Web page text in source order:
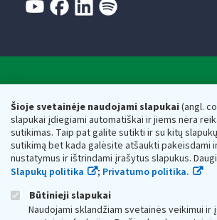
Šioje svetainėje naudojami slapukai(angl.
slapukai įdiegiami automatiškai ir jiems nėra
sutikimas. Taip pat galite sutikti ir su kitų
sutikimą bet kada galėsite atšaukti pakeisdami
nustatymus ir ištrindami įrašytus slapukus.
Slapukų politika
; Privatumo politika.
Būtinieji slapukai
Naudojami sklandžiam svetainės veikimui ir
Respublikos finansų ministerijos
Biudžetinė įstaiga. Juridinio asmens kodas —
adresas: Vasario 16-osios g. 14, 01107 Vilnius,
vmi@vmi.lt, E. pristatymo dėžutės adresas
Duomenys apie Valstybinę mokesčių inspekciją
Respublikos finansų ministerijos kaupiami ir